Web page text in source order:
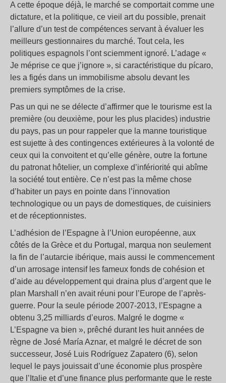
A cette époque déjà, le marché se comportait comme une
dictature, et la politique, ce vieil art du possible, prenait
l’allure d’un test de compétences servant à évaluer les
meilleurs gestionnaires du marché. Tout cela, les
politiques espagnols l’ont sciemment ignoré. L’adage «
Je méprise ce que j’ignore », si caractéristique du pícaro,
les a figés dans un immobilisme absolu devant les
premiers symptômes de la crise.
Pas un qui ne se délecte d’affirmer que le tourisme est la
première (ou deuxième, pour les plus placides) industrie
du pays, pas un pour rappeler que la manne touristique
est sujette à des contingences extérieures à la volonté de
ceux qui la convoitent et qu’elle génère, outre la fortune
du patronat hôtelier, un complexe d’infériorité qui abîme
la société tout entière. Ce n’est pas la même chose
d’habiter un pays en pointe dans l’innovation
technologique ou un pays de domestiques, de cuisiniers
et de réceptionnistes.
L’adhésion de l’Espagne à l’Union européenne, aux
côtés de la Grèce et du Portugal, marqua non seulement
la fin de l’autarcie ibérique, mais aussi le commencement
d’un arrosage intensif les fameux fonds de cohésion et
d’aide au développement qui draina plus d’argent que le
plan Marshall n’en avait réuni pour l’Europe de l’après-
guerre. Pour la seule période 2007-2013, l’Espagne a
obtenu 3,25 milliards d’euros. Malgré le dogme «
L’Espagne va bien », prêché durant les huit années de
règne de José María Aznar, et malgré le décret de son
successeur, José Luis Rodríguez Zapatero (6), selon
lequel le pays jouissait d’une économie plus prospère
que l’Italie et d’une finance plus performante que le reste